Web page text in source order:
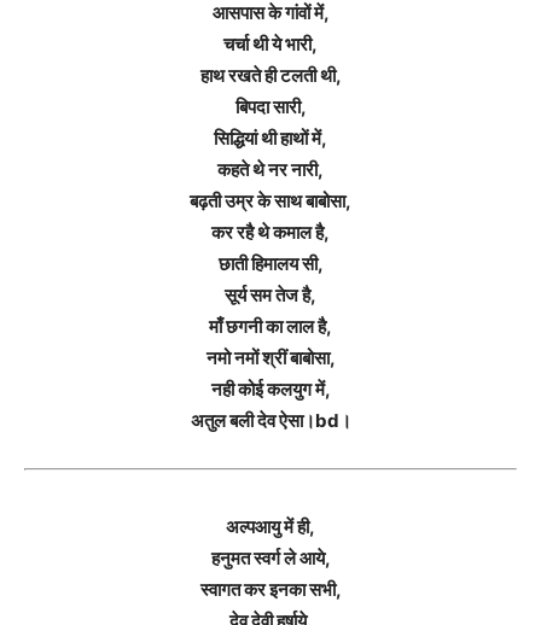
आसपास के गांवों में,
चर्चा थी ये भारी,
हाथ रखते ही टलती थी,
बिपदा सारी,
सिद्धियां थी हाथों में,
कहते थे नर नारी,
बढ़ती उम्र के साथ बाबोसा,
कर रहै थे कमाल है,
छाती हिमालय सी,
सूर्य सम तेज है,
माँ छगनी का लाल है,
नमो नमों श्रीं बाबोसा,
नही कोई कलयुग में,
अतुल बली देव ऐसा।bd।
अल्पआयु में ही,
हनुमत स्वर्ग ले आये,
स्वागत कर इनका सभी,
देव देवी हर्षाये,